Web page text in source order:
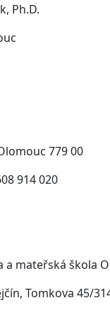
Ph.D.
779 00
914 020
mateřská škola
Tomkova 45/